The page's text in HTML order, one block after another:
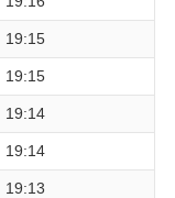
19:15
19:15
19:14
19:14
19:13